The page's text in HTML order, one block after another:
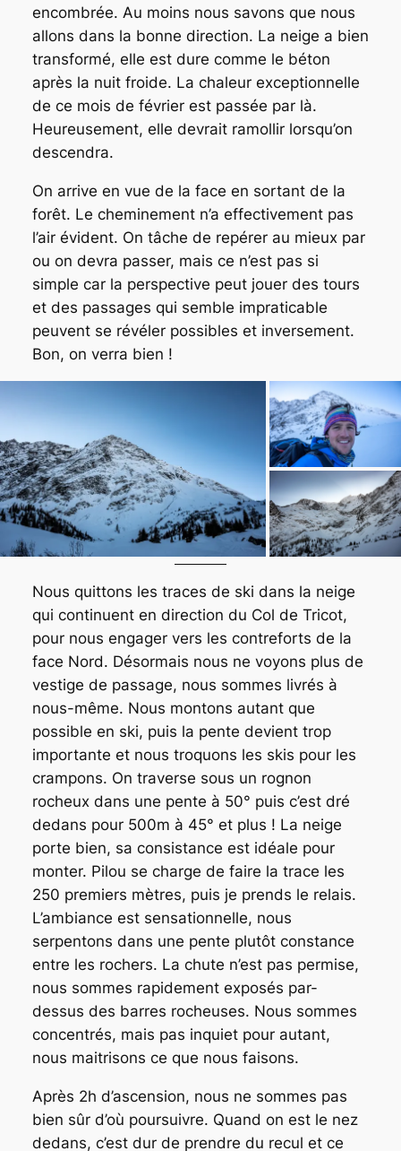
encombrée. Au moins nous savons que nous
allons dans la bonne direction. La neige a bien
transformé, elle est dure comme le béton
après la nuit froide. La chaleur exceptionnelle
de ce mois de février est passée par là.
Heureusement, elle devrait ramollir lorsqu’on
descendra.
On arrive en vue de la face en sortant de la
forêt. Le cheminement n’a effectivement pas
l’air évident. On tâche de repérer au mieux par
ou on devra passer, mais ce n’est pas si
simple car la perspective peut jouer des tours
et des passages qui semble impraticable
peuvent se révéler possibles et inversement.
Bon, on verra bien !
Nous quittons les traces de ski dans la neige
qui continuent en direction du Col de Tricot,
pour nous engager vers les contreforts de la
face Nord. Désormais nous ne voyons plus de
vestige de passage, nous sommes livrés à
nous-même. Nous montons autant que
possible en ski, puis la pente devient trop
importante et nous troquons les skis pour les
crampons. On traverse sous un rognon
rocheux dans une pente à 50° puis c’est dré
dedans pour 500m à 45° et plus ! La neige
porte bien, sa consistance est idéale pour
monter. Pilou se charge de faire la trace les
250 premiers mètres, puis je prends le relais.
L’ambiance est sensationnelle, nous
serpentons dans une pente plutôt constance
entre les rochers. La chute n’est pas permise,
nous sommes rapidement exposés par-
dessus des barres rocheuses. Nous sommes
concentrés, mais pas inquiet pour autant,
nous maitrisons ce que nous faisons.
Après 2h d’ascension, nous ne sommes pas
bien sûr d’où poursuivre. Quand on est le nez
dedans, c’est dur de prendre du recul et ce